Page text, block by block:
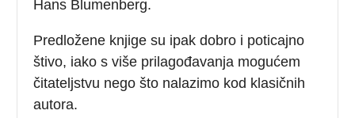
Hans Blumenberg.
Predložene knjige su ipak dobro i poticajno
štivo, iako s više prilagođavanja mogućem
čitateljstvu nego što nalazimo kod klasičnih
autora.